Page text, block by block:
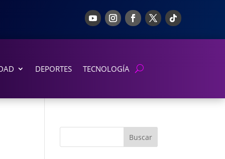
DEPORTES TECNOLOGÍA
Buscar